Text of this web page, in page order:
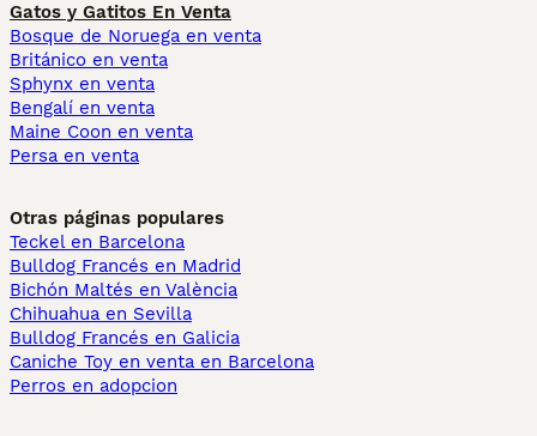
Gatos y Gatitos En Venta
Bosque de Noruega en venta
Británico en venta
Sphynx en venta
Bengalí en venta
Maine Coon en venta
Persa en venta
Otras páginas populares
Teckel en Barcelona
Bulldog Francés en Madrid
Bichón Maltés en València
Chihuahua en Sevilla
Bulldog Francés en Galicia
Caniche Toy en venta en Barcelona
Perros en adopcion